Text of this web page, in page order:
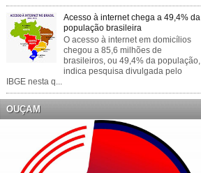
Acesso à internet chega a 49,4% da
população brasileira
O acesso à internet em domicílios
chegou a 85,6 milhões de
brasileiros, ou 49,4% da população,
indica pesquisa divulgada pelo
IBGE nesta q...
OUÇAM